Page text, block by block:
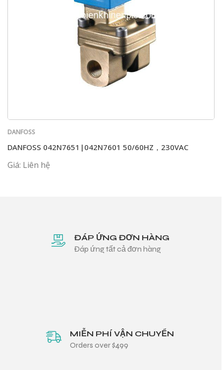
DANFOSS
DANFOSS 042N7651|042N7601 50/60HZ，230VAC
Giá: Liên hệ
ĐÁP ỨNG ĐƠN HÀNG
Đáp ứng tất cả đơn hàng
MIỄN PHÍ VẬN CHUYỂN
Orders over $499